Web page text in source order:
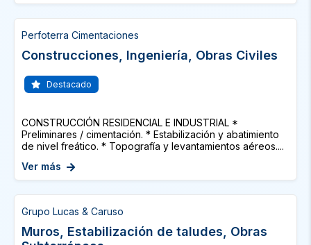
Perfoterra Cimentaciones
Construcciones, Ingeniería, Obras Civiles
Destacado
CONSTRUCCIÓN RESIDENCIAL E INDUSTRIAL *
Preliminares / cimentación. * Estabilización y abatimiento
de nivel freático. * Topografía y levantamientos aéreos....
Ver más
Grupo Lucas & Caruso
Muros, Estabilización de taludes, Obras